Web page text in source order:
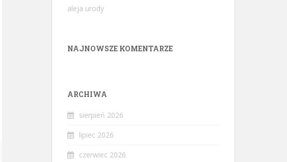
aleja urody
NAJNOWSZE KOMENTARZE
ARCHIWA
sierpień 2026
lipiec 2026
czerwiec 2026